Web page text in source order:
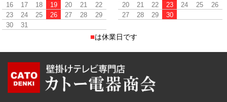
16
17 18 19 20 21
22
23
24 25 26 27 28
29
30
31
20
21 22 23 24 25
26
27
28 29 30
■は休業日です